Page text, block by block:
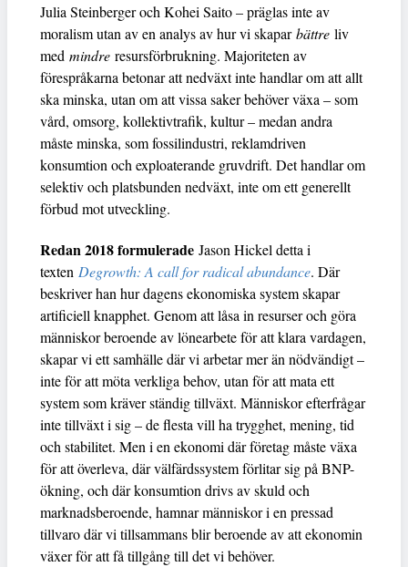
Julia Steinberger och Kohei Saito – präglas inte av
moralism utan av en analys av hur vi skaparbättre liv
med mindre resursförbrukning. Majoriteten av
förespråkarna betonar att nedväxt inte handlar om att allt
ska minska, utan om att vissa saker behöver växa – som
vård, omsorg, kollektivtrafik, kultur – medan andra
måste minska, som fossilindustri, reklamdriven
konsumtion och exploaterande gruvdrift. Det handlar om
selektiv och platsbunden nedväxt, inte om ett generellt
förbud mot utveckling.
Redan 2018 formulerade Jason Hickel detta i
texten Degrowth: A call for radical abundance. Där
beskriver han hur dagens ekonomiska system skapar
artificiell knapphet. Genom att låsa in resurser och göra
människor beroende av lönearbete för att klara vardagen,
skapar vi ett samhälle där vi arbetar mer än nödvändigt –
inte för att möta verkliga behov, utan för att mata ett
system som kräver ständig tillväxt. Människor efterfrågar
inte tillväxt i sig – de flesta vill ha trygghet, mening, tid
och stabilitet. Men i en ekonomi där företag måste växa
för att överleva, där välfärdssystem förlitar sig på BNP-
ökning, och där konsumtion drivs av skuld och
marknadsberoende, hamnar människor i en pressad
tillvaro där vi tillsammans blir beroende av att ekonomin
växer för att få tillgång till det vi behöver.